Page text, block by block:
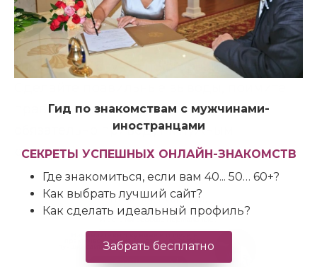
на подготовку и пять минут на проверку.
И ни в коем случае не огорчайтесь.
правильные решения, которые
обязательно приведут к нужным
результатам.
Гид по знакомствам с мужчинами-
иностранцами
СЕКРЕТЫ УСПЕШНЫХ ОНЛАЙН-ЗНАКОМСТВ
Где знакомиться, если вам 40... 50… 60+?
Как выбрать лучший сайт?
Как сделать идеальный профиль?
Забрать бесплатно